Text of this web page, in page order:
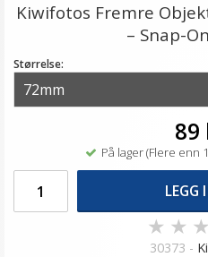
Kiwifotos Fremre
– Snap-
Størrelse:
89
På lager (Flere enn
LEGG
★ ★ ★
30373 -